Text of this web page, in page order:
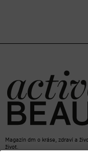
Magazín dm o kráse, zdraví a
život.